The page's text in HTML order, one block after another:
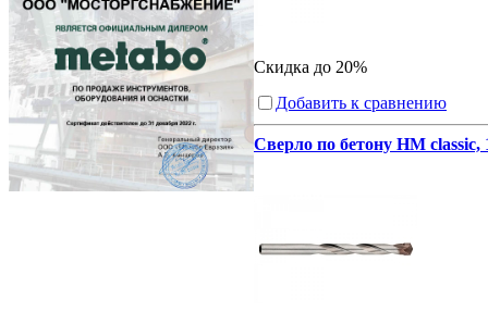
Скидка до 20%
Добавить к сравнению
Сверло по бетону HM